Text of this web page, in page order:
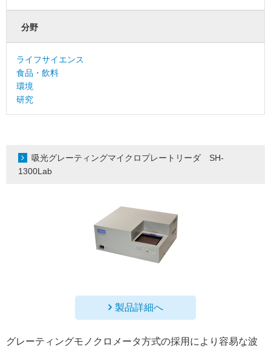
分野
ライフサイエンス
食品・飲料
環境
研究
吸光グレーティングマイクロプレートリーダ SH-
1300Lab
製品詳細へ
グレーティングモノクロメータ方式の採用により容易な波